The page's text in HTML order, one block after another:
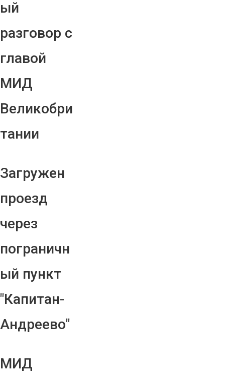
ый
разговор с
главой
МИД
Великобри
тании
Загружен
проезд
через
пограничн
ый пункт
"Капитан-
Андреево"
МИД